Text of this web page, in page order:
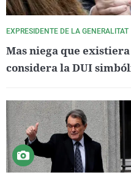
EXPRESIDENTE DE LA GENERALITAT
Mas niega que
considera la DUI